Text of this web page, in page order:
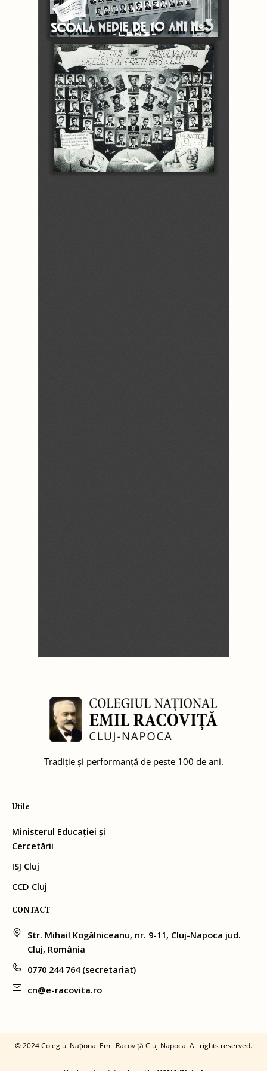
Tradiție și performanță de peste 100 de ani.
Utile
Ministerul Educației și
Cercetării
ISJ Cluj
CCD Cluj
CONTACT
Str. Mihail Kogălniceanu, nr. 9-11, Cluj-Napoca jud.
Cluj, România
0770 244 764 (secretariat)
cn@e-racovita.ro
©2024 Colegiul Național Emil Racoviță Cluj-Napoca. All rights reserved.